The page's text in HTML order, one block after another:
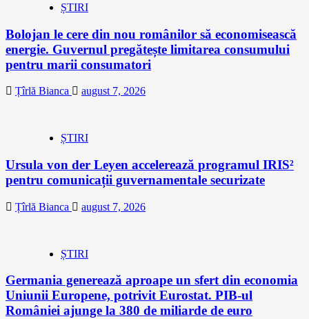
ȘTIRI
Bolojan le cere din nou românilor să economisească
energie. Guvernul pregătește limitarea consumului
pentru marii consumatori
Țîrlă Bianca august 7, 2026
ȘTIRI
Ursula von der Leyen accelerează programul IRIS²
pentru comunicații guvernamentale securizate
Țîrlă Bianca august 7, 2026
ȘTIRI
Germania generează aproape un sfert din economia
Uniunii Europene, potrivit Eurostat. PIB-ul
României ajunge la 380 de miliarde de euro